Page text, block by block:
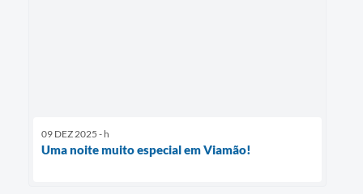
09 DEZ 2025 - h
Uma noite muito especial em Viamão!